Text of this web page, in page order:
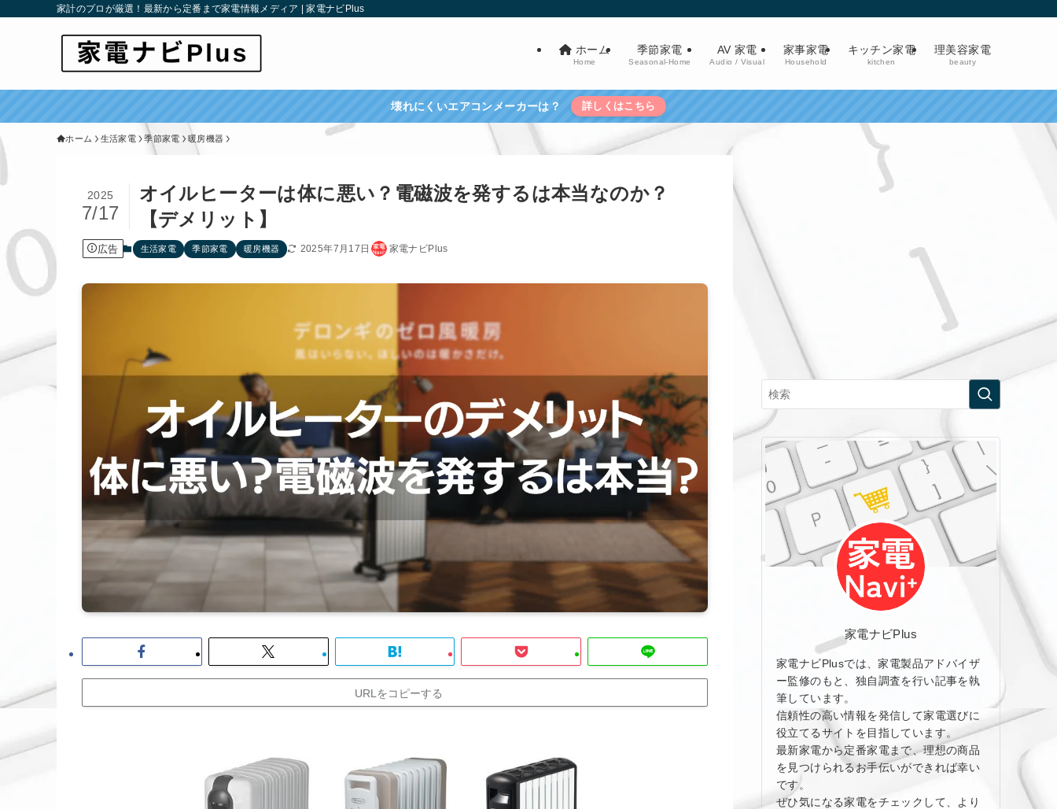
家計のプロが厳選！最新から定番まで家電情報メディア | 家電ナビPlus
ホーム
Home
季節家電
Seasonal-Home
AV 家電
Audio / Visual
家事家電
Household
キッチン家電
kitchen
理美容家電
beauty
壊れにくいエアコンメーカーは？ 詳しくはこちら
ホーム 生活家電 季節家電 暖房機器
オイルヒーターは体に悪い？電磁波を発するは本当なのか？
【デメリット】
2025
7/17
広告 生活家電 季節家電 暖房機器 2025年7月17日 家電ナビPlus
URLをコピーする
家電ナビPlus
家電ナビPlusでは、家電製品アドバイザ
ー監修のもと、独自調査を行い記事を執
筆しています。
信頼性の高い情報を発信して家電選びに
役立てるサイトを目指しています。
最新家電から定番家電まで、理想の商品
を見つけられるお手伝いができれば幸い
です。
ぜひ気になる家電をチェックして、より